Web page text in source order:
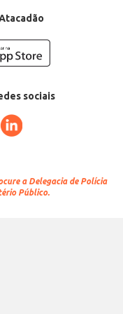
sociais
a Delegacia de Polícia
Público.